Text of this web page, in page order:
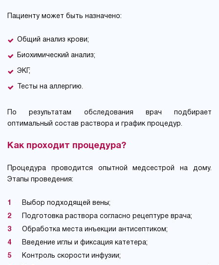
Пациенту может быть назначено:
Общий анализ крови;
Биохимический анализ;
ЭКГ;
Тесты на аллергию.
По результатам обследования врач подбирает
оптимальный состав раствора и график процедур.
Как проходит процедура?
Процедура проводится опытной медсестрой на дому.
Этапы проведения:
Выбор подходящей вены;
Подготовка раствора согласно рецептуре врача;
Обработка места инъекции антисептиком;
Введение иглы и фиксация катетера;
Контроль скорости инфузии;